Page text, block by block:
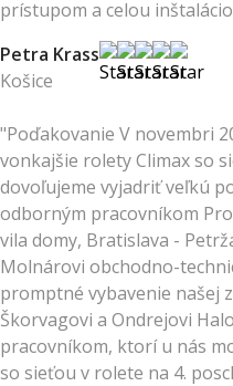
prístupom a celou
Petra Krass
Košice
"Poďakovanie V novembri
vonkajšie rolety Climax so
dovoľujeme vyjadriť veľkú
odborným pracovníkom
vila domy, Bratislava -
Molnárovi obchodno-
promptné vybavenie našej
Škorvagovi a Ondrejovi
pracovníkom, ktorí u nás
so sieťou v rolete na 4.